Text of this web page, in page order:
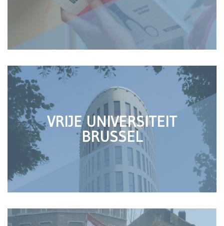
VRIJE UNIVERSITEIT
BRUSSEL